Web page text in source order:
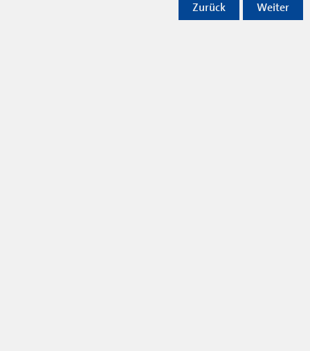
Weiter
Zurück